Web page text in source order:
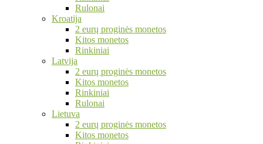
Rulonai
Kroatija
2 eurų proginės monetos
Kitos monetos
Rinkiniai
Latvija
2 eurų proginės monetos
Kitos monetos
Rinkiniai
Rulonai
Lietuva
2 eurų proginės monetos
Kitos monetos